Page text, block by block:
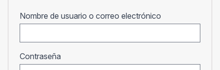
Nombre de usuario o correo electrónico
Contraseña